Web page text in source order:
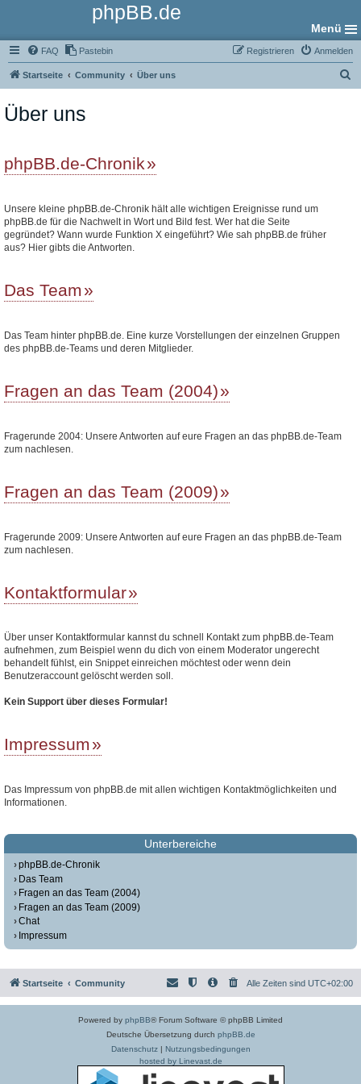
phpBB.de
Menü
FAQ Pastebin Anmelden
Registrieren
Startseite Community Über uns
Über uns
phpBB.de-Chronik
Unsere kleine phpBB.de-Chronik hält alle wichtigen Ereignisse rund um
phpBB.de für die Nachwelt in Wort und Bild fest. Wer hat die Seite
gegründet? Wann wurde Funktion X eingeführt? Wie sah phpBB.de früher
aus? Hier gibts die Antworten.
Das Team
Das Team hinter phpBB.de. Eine kurze Vorstellungen der einzelnen Gruppen
des phpBB.de-Teams und deren Mitglieder.
Fragen an das Team (2004)
Fragerunde 2004: Unsere Antworten auf eure Fragen an das phpBB.de-Team
zum nachlesen.
Fragen an das Team (2009)
Fragerunde 2009: Unsere Antworten auf eure Fragen an das phpBB.de-Team
zum nachlesen.
Kontaktformular
Über unser Kontaktformular kannst du schnell Kontakt zum phpBB.de-Team
aufnehmen, zum Beispiel wenn du dich von einem Moderator ungerecht
behandelt fühlst, ein Snippet einreichen möchtest oder wenn dein
Benutzeraccount gelöscht werden soll.
Kein Support über dieses Formular!
Impressum
Das Impressum von phpBB.de mit allen wichtigen Kontaktmöglichkeiten und
Informationen.
Unterbereiche
phpBB.de-Chronik
Das Team
Fragen an das Team (2004)
Fragen an das Team (2009)
Chat
Impressum
Startseite Community Alle Zeiten sind UTC+02:00
Powered by phpBB® Forum Software © phpBB Limited
Deutsche Übersetzung durch phpBB.de
Datenschutz| Nutzungsbedingungen
hosted by Linevast.de